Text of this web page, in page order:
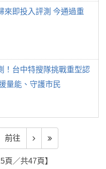
來即投入評測 今通過重
！台中特搜隊挑戰重型認
量能、守護市民
前往
頁／共47頁】